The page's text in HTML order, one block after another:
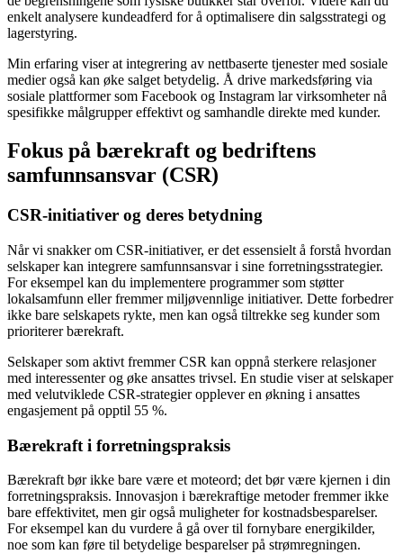
enkelt analysere kundeadferd for å optimalisere din salgsstrategi og
lagerstyring.
Min erfaring viser at integrering av nettbaserte tjenester med sosiale
medier også kan øke salget betydelig. Å drive markedsføring via
sosiale plattformer som Facebook og Instagram lar virksomheter nå
spesifikke målgrupper effektivt og samhandle direkte med kunder.
Fokus på bærekraft og bedriftens
samfunnsansvar (CSR)
CSR-initiativer og deres betydning
Når vi snakker om CSR-initiativer, er det essensielt å forstå hvordan
selskaper kan integrere samfunnsansvar i sine forretningsstrategier.
For eksempel kan du implementere programmer som støtter
lokalsamfunn eller fremmer miljøvennlige initiativer. Dette forbedrer
ikke bare selskapets rykte, men kan også tiltrekke seg kunder som
prioriterer bærekraft.
Selskaper som aktivt fremmer CSR kan oppnå sterkere relasjoner
med interessenter og øke ansattes trivsel. En studie viser at selskaper
med velutviklede CSR-strategier opplever en økning i ansattes
engasjement på opptil 55 %.
Bærekraft i forretningspraksis
Bærekraft bør ikke bare være et moteord; det bør være kjernen i din
forretningspraksis. Innovasjon i bærekraftige metoder fremmer ikke
bare effektivitet, men gir også muligheter for kostnadsbesparelser.
For eksempel kan du vurdere å gå over til fornybare energikilder,
noe som kan føre til betydelige besparelser på strømregningen.